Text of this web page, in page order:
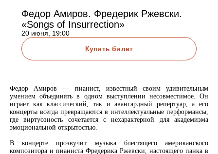
Федор Амиров. Фредерик Ржевски.
«Songs of Insurrection»
20 июня, 19:00
Купить билет
Федор Амиров — пианист, известный своим удивительным
умением объединять в одном выступлении несовместимое. Он
играет как классический, так и авангардный репертуар, а его
концерты всегда превращаются в интеллектуальные перформансы,
где виртуозность сочетается с нехарактерной для академизма
эмоциональной открытостью.
В концерте прозвучит музыка блестящего американского
композитора и пианиста Фредерика Ржевски, настоящего панка в